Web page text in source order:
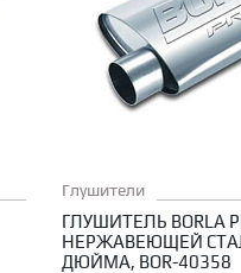
Глушители
ГЛУШИТЕЛЬ BORLA
НЕРЖАВЕЮЩЕЙ
ДЮЙМА, BOR-40358